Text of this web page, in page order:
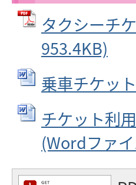
タクシーチ
953.4KB)
乗車チケッ
チケット利
(Wordファ